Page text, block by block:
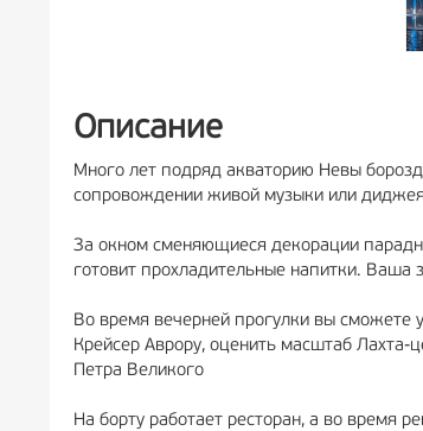
Описание
Много лет подряд акваторию Невы
сопровождении живой музыки или
За окном сменяющиеся декорации
готовит прохладительные напитки. Ваша
Во время вечерней прогулки вы сможете
Крейсер Аврору, оценить масштаб Лахта-
Петра Великого
На борту работает ресторан, а во время